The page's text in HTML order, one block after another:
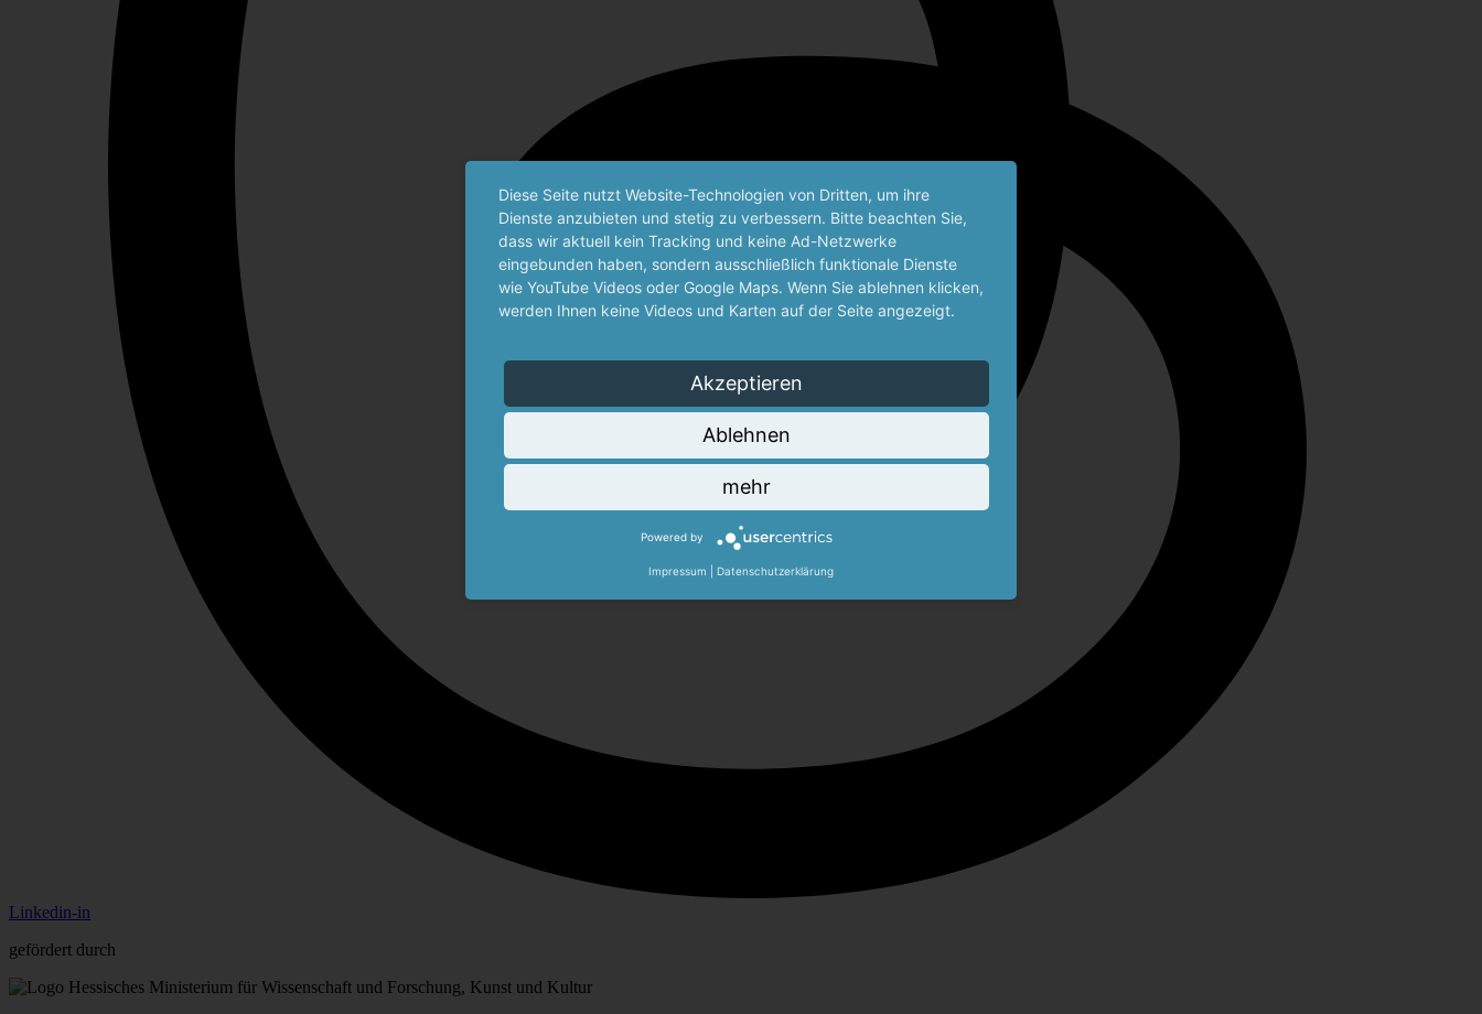
Linkedin-in
gefördert durch
Diese Seite nutzt Website-Technologien von Dritten, um ihre
Dienste anzubieten und stetig zu verbessern. Bitte beachten Sie,
dass wir aktuell kein Tracking und keine Ad-Netzwerke
eingebunden haben, sondern ausschließlich funktionale Dienste
wie YouTube Videos oder Google Maps. Wenn Sie ablehnen klicken,
werden Ihnen keine Videos und Karten auf der Seite angezeigt.
Akzeptieren
Ablehnen
mehr
Powered by
Impressum Datenschutzerklärung